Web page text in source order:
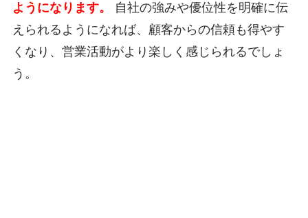
ようになります。
自社の強みや優位性を明確に伝
えられるようになれば、顧客からの信頼も得やす
くなり、営業活動がより楽しく感じられるでしょ
う。